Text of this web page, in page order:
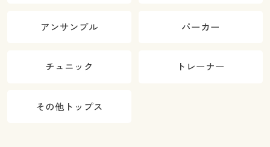
アンサンブル パーカー
チュニック トレーナー
その他トップス